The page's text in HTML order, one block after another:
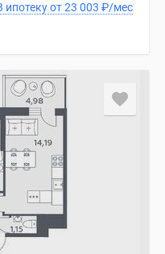
В ипотеку от 23 003 ₽/мес